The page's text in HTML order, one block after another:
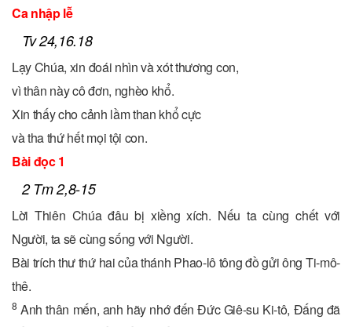
Ca nhập lễ
Tv 24,16.18
Lạy Chúa, xin đoái nhìn và xót thương con,
vì thân này cô đơn, nghèo khổ.
Xin thấy cho cảnh lầm than khổ cực
và tha thứ hết mọi tội con.
Bài đọc 1
2 Tm 2,8-15
Lời Thiên Chúa đâu bị xiềng xích. Nếu ta cùng chết với
Người, ta sẽ cùng sống với Người.
Bài trích thư thứ hai của thánh Phao-lô tông đồ gửi ông Ti-mô-
thê.
8 Anh thân mến, anh hãy nhớ đến Đức Giê-su Ki-tô, Đấng đã